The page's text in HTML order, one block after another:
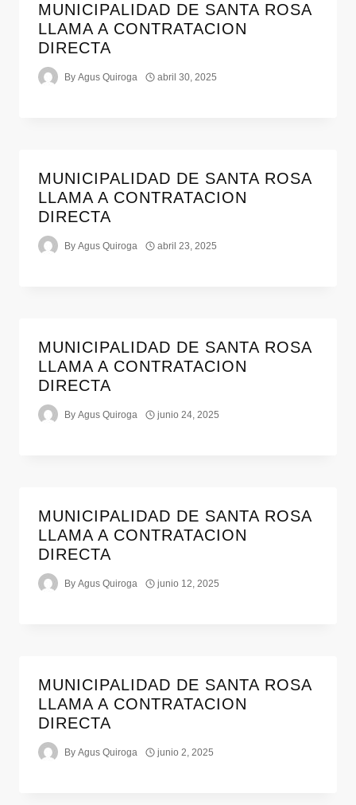
MUNICIPALIDAD DE SANTA ROSA
LLAMA A CONTRATACION
DIRECTA
By Agus Quiroga abril 30, 2025
MUNICIPALIDAD DE SANTA ROSA
LLAMA A CONTRATACION
DIRECTA
By Agus Quiroga abril 23, 2025
MUNICIPALIDAD DE SANTA ROSA
LLAMA A CONTRATACION
DIRECTA
By Agus Quiroga junio 24, 2025
MUNICIPALIDAD DE SANTA ROSA
LLAMA A CONTRATACION
DIRECTA
By Agus Quiroga junio 12, 2025
MUNICIPALIDAD DE SANTA ROSA
LLAMA A CONTRATACION
DIRECTA
By Agus Quiroga junio 2, 2025